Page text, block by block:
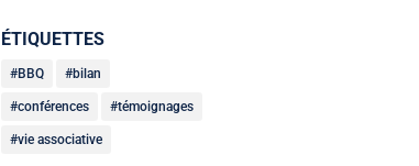
ÉTIQUETTES
BBQ bilan
conférences témoignages
vie associative